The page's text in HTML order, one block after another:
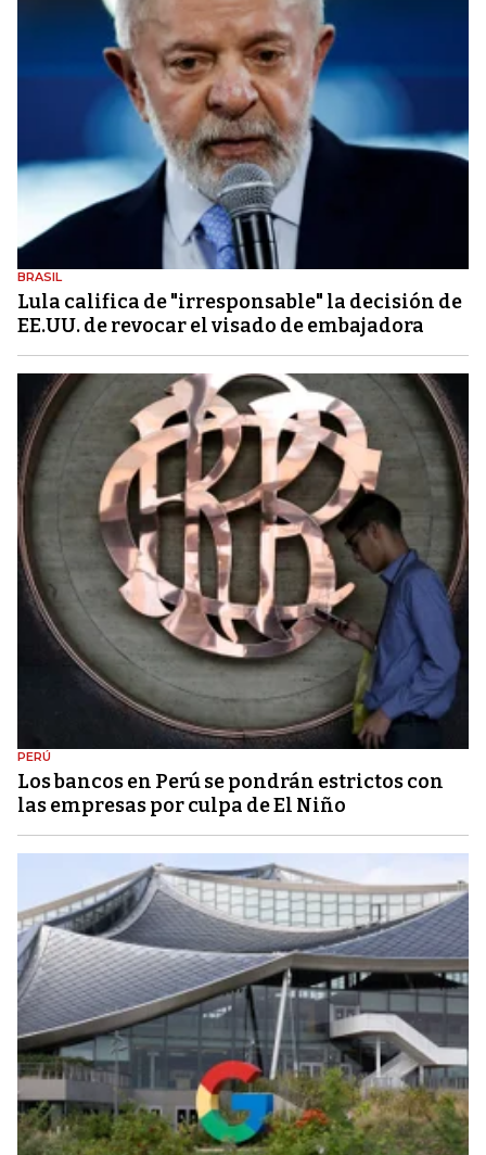
BRASIL
Lula califica de "irresponsable" la decisión de
EE.UU. de revocar el visado de embajadora
PERÚ
Los bancos en Perú se pondrán estrictos con
las empresas por culpa de El Niño